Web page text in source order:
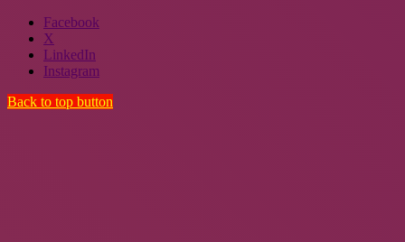
Facebook
X
LinkedIn
Instagram
Back to top button